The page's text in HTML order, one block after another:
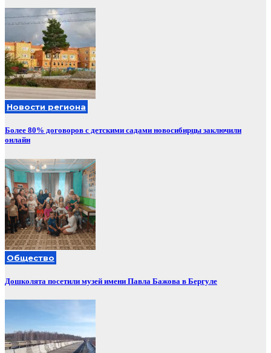
Новости региона
Более 80% договоров с детскими садами новосибирцы заключили
онлайн
Общество
Дошколята посетили музей имени Павла Бажова в Бергуле